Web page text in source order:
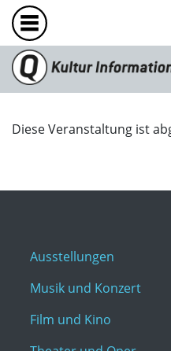
Diese Veranstaltung ist
Ausstellungen
Musik und Konzert
Film und Kino